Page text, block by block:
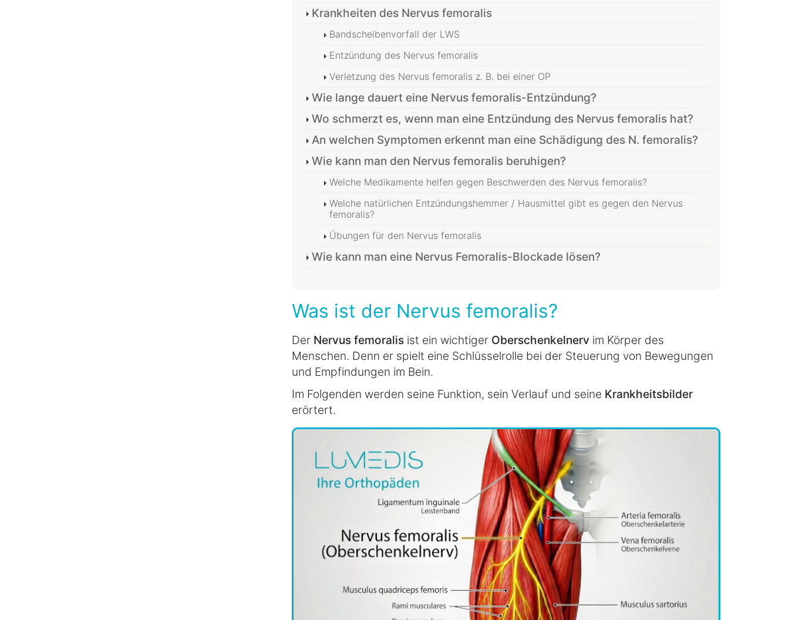
Krankheiten des Nervus femoralis
Bandscheibenvorfall der LWS
Entzündung des Nervus femoralis
Verletzung des Nervus femoralis z. B. bei einer OP
Wie lange dauert eine Nervus femoralis-Entzündung?
Wo schmerzt es, wenn man eine Entzündung des Nervus femoralis hat?
An welchen Symptomen erkennt man eine Schädigung des N. femoralis?
Wie kann man den Nervus femoralis beruhigen?
Welche Medikamente helfen gegen Beschwerden des Nervus femoralis?
Welche natürlichen Entzündungshemmer / Hausmittel gibt es gegen den Nervus
femoralis?
Übungen für den Nervus femoralis
Wie kann man eine Nervus Femoralis-Blockade lösen?
Was ist der Nervus femoralis?
Der Nervus femoralis ist ein wichtiger Oberschenkelnerv im Körper des
Menschen. Denn er spielt eine Schlüsselrolle bei der Steuerung von Bewegungen
und Empfindungen im Bein.
Im Folgenden werden seine Funktion, sein Verlauf und seine Krankheitsbilder
erörtert.